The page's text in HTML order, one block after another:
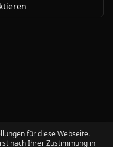
für diese Webseite.
nach Ihrer Zustimmung in